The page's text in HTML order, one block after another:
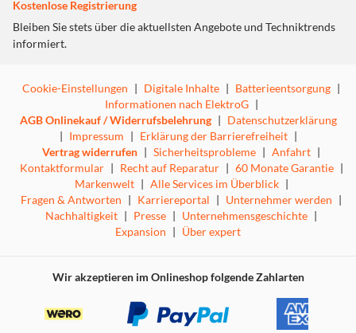
Kostenlose Registrierung
Bleiben Sie stets über die aktuellsten Angebote und Techniktrends
informiert.
Cookie-Einstellungen | Digitale Inhalte | Batterieentsorgung |
Informationen nach ElektroG |
AGB Onlinekauf / Widerrufsbelehrung | Datenschutzerklärung
| Impressum | Erklärung der Barrierefreiheit |
Vertrag widerrufen | Sicherheitsprobleme | Anfahrt |
Kontaktformular | Recht auf Reparatur | 60 Monate Garantie |
Markenwelt | Alle Services im Überblick |
Fragen & Antworten | Karriereportal | Unternehmer werden |
Nachhaltigkeit | Presse | Unternehmensgeschichte |
Expansion | Über expert
Wir akzeptieren im Onlineshop folgende Zahlarten